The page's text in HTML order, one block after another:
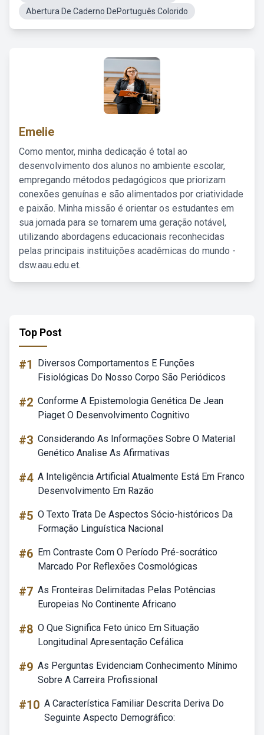
Abertura De Caderno DePortuguês Colorido
Emelie
Como mentor, minha dedicação é total ao
desenvolvimento dos alunos no ambiente escolar,
empregando métodos pedagógicos que priorizam
conexões genuínas e são alimentados por criatividade
e paixão. Minha missão é orientar os estudantes em
sua jornada para se tornarem uma geração notável,
utilizando abordagens educacionais reconhecidas
pelas principais instituições acadêmicas do mundo -
dsw.aau.edu.et.
Top Post
#1
Diversos Comportamentos E Funções
Fisiológicas Do Nosso Corpo São Periódicos
#2 Conforme A Epistemologia Genética De Jean
Piaget O Desenvolvimento Cognitivo
#3 Considerando As Informações Sobre O Material
Genético Analise As Afirmativas
#4 A Inteligência Artificial Atualmente Está Em Franco
Desenvolvimento Em Razão
#5 O Texto Trata De Aspectos Sócio-históricos Da
Formação Linguística Nacional
#6 Em Contraste Com O Período Pré-socrático
Marcado Por Reflexões Cosmológicas
#7 As Fronteiras Delimitadas Pelas Potências
Europeias No Continente Africano
#8 O Que Significa Feto único Em Situação
Longitudinal Apresentação Cefálica
#9 As Perguntas Evidenciam Conhecimento Mínimo
Sobre A Carreira Profissional
#10 A Característica Familiar Descrita Deriva Do
Seguinte Aspecto Demográfico: